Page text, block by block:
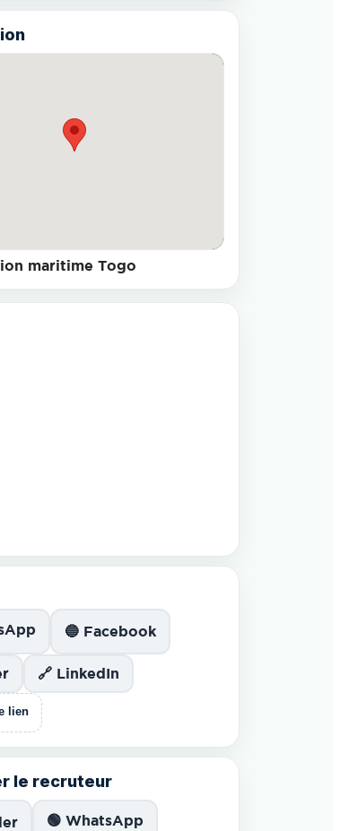
maritime Togo
🔵 Facebook
🔗 LinkedIn
lien
le recruteur
🟢 WhatsApp